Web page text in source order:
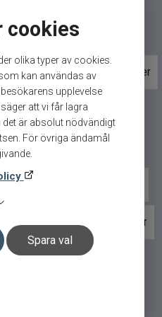
cookies
olika typer av cookies.
kan användas av
upplevelse
att vi får lagra
är absolut nödvändigt
För övriga ändamål
Spara val
bra vid långsam
på 1–1,5 meters
för aktiv jaktfisk.
allroundbeten
matcha Bombers
som hör hemma i
är chanserna mycket
vänta på sig.
wobbler
wobbler Daiwa wobbler
Illex/Gunki wobbler
Kinetic wobbler
wobbler
Savage Gear wobbler
Pro wobbler
wobbler